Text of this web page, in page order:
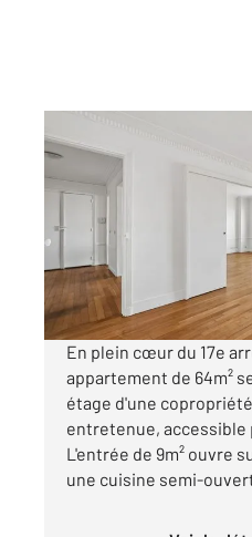
PARIS 75017
64,13 m
Ref : 17835
Appartement F1 à
550
Visiter le site dédié
En plein cœur du 17e
appartement de 64m²
étage d'une
entretenue, accessible
L'entrée de 9m² ouvre
une cuisine semi-